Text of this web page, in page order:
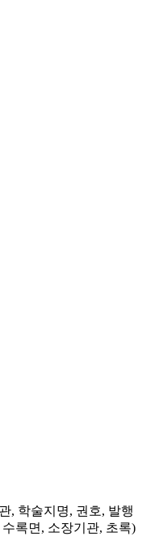
, 학술지명, 권호, 발행
록면, 소장기관, 초록)